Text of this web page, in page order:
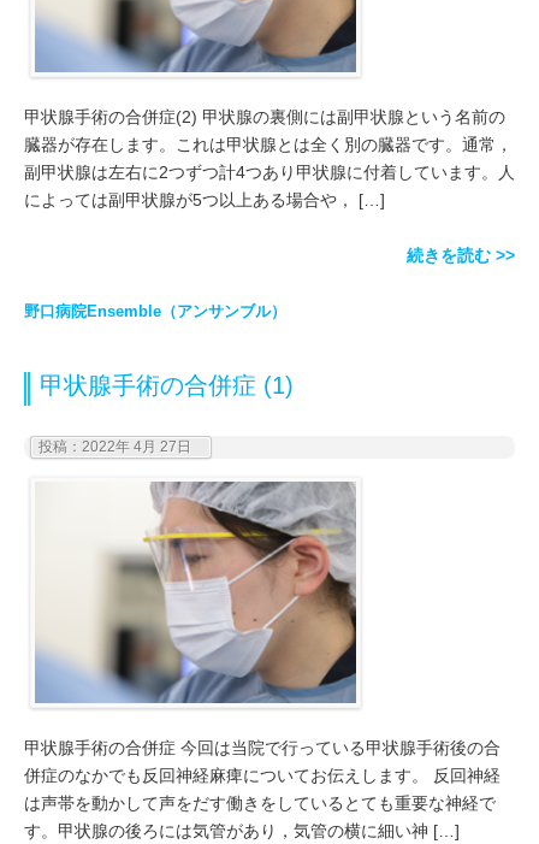
甲状腺手術の合併症(2) 甲状腺の裏側には副甲状腺という名前の
臓器が存在します。これは甲状腺とは全く別の臓器です。通常，
副甲状腺は左右に2つずつ計4つあり甲状腺に付着しています。人
によっては副甲状腺が5つ以上ある場合や， […]
続きを読む >>
野口病院Ensemble（アンサンブル）
甲状腺手術の合併症 (1)
投稿：2022年 4月 27日
甲状腺手術の合併症 今回は当院で行っている甲状腺手術後の合
併症のなかでも反回神経麻痺についてお伝えします。 反回神経
は声帯を動かして声をだす働きをしているとても重要な神経で
す。甲状腺の後ろには気管があり，気管の横に細い神 […]